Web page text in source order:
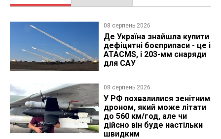
08 серпень 2026
Де Україна знайшла купити
дефіцитні боєприпаси - це і
ATACMS, і 203-мм снаряди
для САУ
08 серпень 2026
У РФ похвалилися зенітним
дроном, який може літати
до 560 км/год, але чи
дійсно він буде настільки
швидким